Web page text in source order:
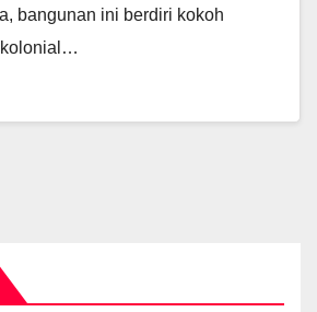
bangunan ini berdiri kokoh
kolonial…